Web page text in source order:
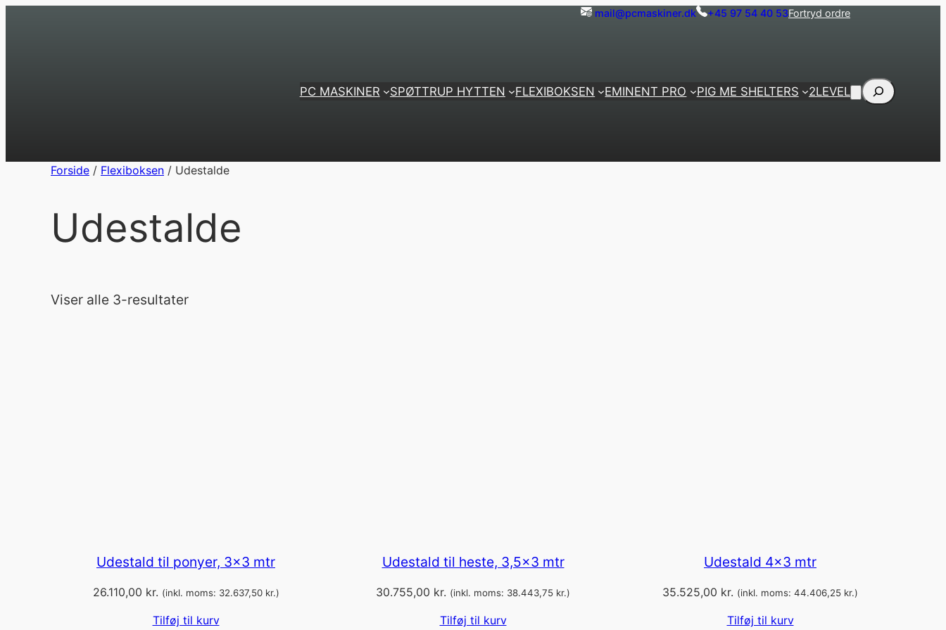
mail@pcmaskiner.dk +45 97 54 40 53Fortryd ordre
PC MASKINER SPØTTRUP HYTTEN FLEXIBOKSEN EMINENT PRO PIG ME SHELTERS 2LEVEL Søg
Forside / Flexiboksen / Udestalde
Udestalde
Viser alle 3-resultater
Udestald til ponyer, 3×3 mtr
26.110,00 kr. (inkl. moms: 32.637,50 kr.)
Tilføj til kurv
Udestald til heste, 3,5×3 mtr
30.755,00 kr. (inkl. moms: 38.443,75 kr.)
Tilføj til kurv
Udestald 4×3 mtr
35.525,00 kr. (inkl. moms: 44.406,25 kr.)
Tilføj til kurv